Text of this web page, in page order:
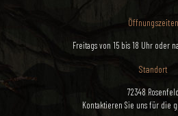
Öffnungszeiten
Freitags von 15 bis 18 Uhr oder
Standort
72348 Rosenfeld
Kontaktieren Sie uns für die